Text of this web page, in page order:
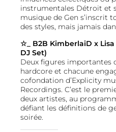
instrumentales Détroit et
musique de Gen s’inscrit
des styles, mais jamais
☆
B2B KimberlaiD x Lisa
DJ Set)
Deux figures importantes
hardcore et chacune
cofondation d’Explicity
Recordings. C’est le
deux artistes, au
défiant les définitions de
soirée.